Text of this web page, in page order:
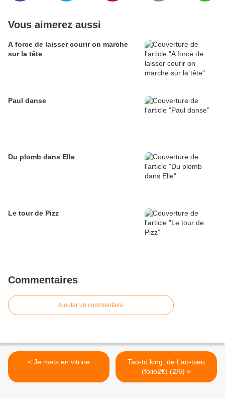
Vous aimerez aussi
A force de laisser courir on marche
sur la tête
Paul danse
Du plomb dans Elle
Le tour de Pizz
Commentaires
Ajouter un commentaire
< Je mets en vitrine
Tao-tö king, de Lao-tseu
(folio2€) (2/6) >